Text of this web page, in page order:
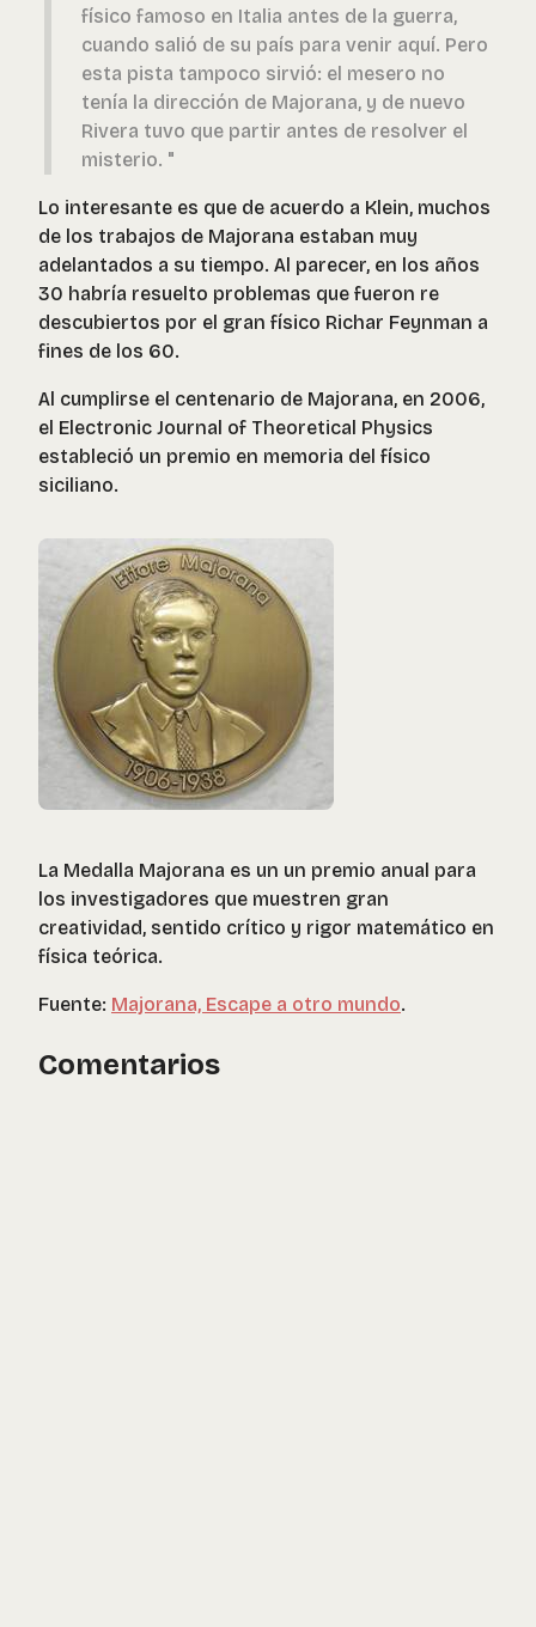
físico famoso en Italia antes de la guerra,
cuando salió de su país para venir aquí. Pero
esta pista tampoco sirvió: el mesero no
tenía la dirección de Majorana, y de nuevo
Rivera tuvo que partir antes de resolver el
misterio. "
Lo interesante es que de acuerdo a Klein, muchos
de los trabajos de Majorana estaban muy
adelantados a su tiempo. Al parecer, en los años
30 habría resuelto problemas que fueron re
descubiertos por el gran físico Richar Feynman a
fines de los 60.
Al cumplirse el centenario de Majorana, en 2006,
el Electronic Journal of Theoretical Physics
estableció un premio en memoria del físico
siciliano.
La Medalla Majorana es un un premio anual para
los investigadores que muestren gran
creatividad, sentido crítico y rigor matemático en
física teórica.
Fuente: Majorana, Escape a otro mundo.
Comentarios